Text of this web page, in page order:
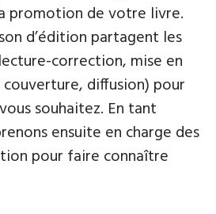
promotion de votre livre.
d’édition partagent les
correction, mise en
diffusion) pour
souhaitez. En tant
ensuite en charge des
pour faire connaître